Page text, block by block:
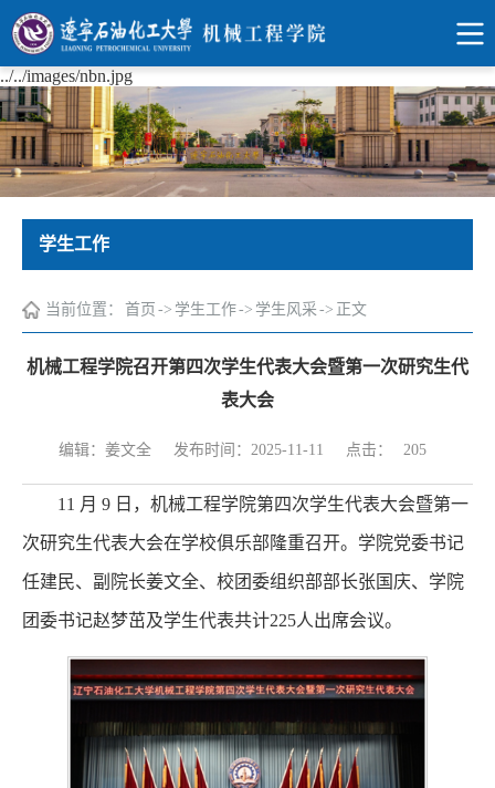
../../images/nbn.jpg
学生工作
当前位置： 首页 -> 学生工作-> 学生风采 -> 正文
机械工程学院召开第四次学生代表大会暨第一次研究生代
表大会
编辑：姜文全 发布时间：2025-11-11 点击： 205
11 月 9 日，机械工程学院第四次学生代表大会暨第一
次研究生代表大会在学校俱乐部隆重召开。学院党委书记
任建民、副院长姜文全、校团委组织部部长张国庆、学院
团委书记赵梦茁及学生代表共计225人出席会议。